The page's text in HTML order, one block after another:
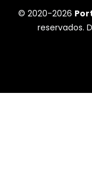
© 2020-2026
reservados.